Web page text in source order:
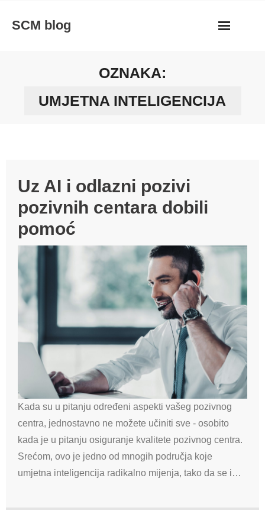
SCM blog
OZNAKA:
UMJETNA INTELIGENCIJA
Uz AI i odlazni pozivi
pozivnih centara dobili
pomoć
Kada su u pitanju određeni aspekti vašeg pozivnog
centra, jednostavno ne možete učiniti sve - osobito
kada je u pitanju osiguranje kvalitete pozivnog centra.
Srećom, ovo je jedno od mnogih područja koje
umjetna inteligencija radikalno mijenja, tako da se i…